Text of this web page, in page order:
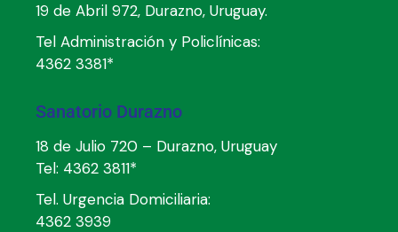
19 de Abril 972, Durazno, Uruguay.
Tel Administración y Policlínicas:
4362 3381*
Sanatorio Durazno
18 de Julio 720 – Durazno, Uruguay
Tel: 4362 3811*
Tel. Urgencia Domiciliaria:
4362 3939